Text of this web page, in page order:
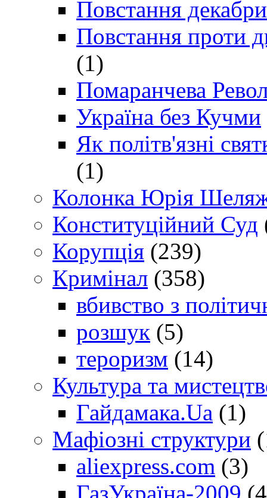
Повстання
Повстання проти
(1)
Помаранчева
Україна без Кучми
Як політв'язні
(1)
Колонка Юрія
Конституційний Суд
Корупція (239)
Кримінал (358)
вбивство з
розшук (5)
тероризм (14)
Культура та
Гайдамака.Ua (1)
Мафіозні структури
aliexpress.com (3)
ГазУкраїна-2009